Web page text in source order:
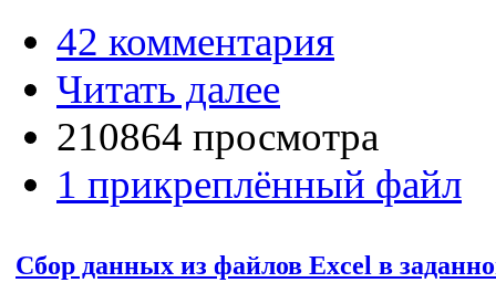
42 комментария
Читать далее
210864 просмотра
1 прикреплённый файл
Сбор данных из файлов Excel в